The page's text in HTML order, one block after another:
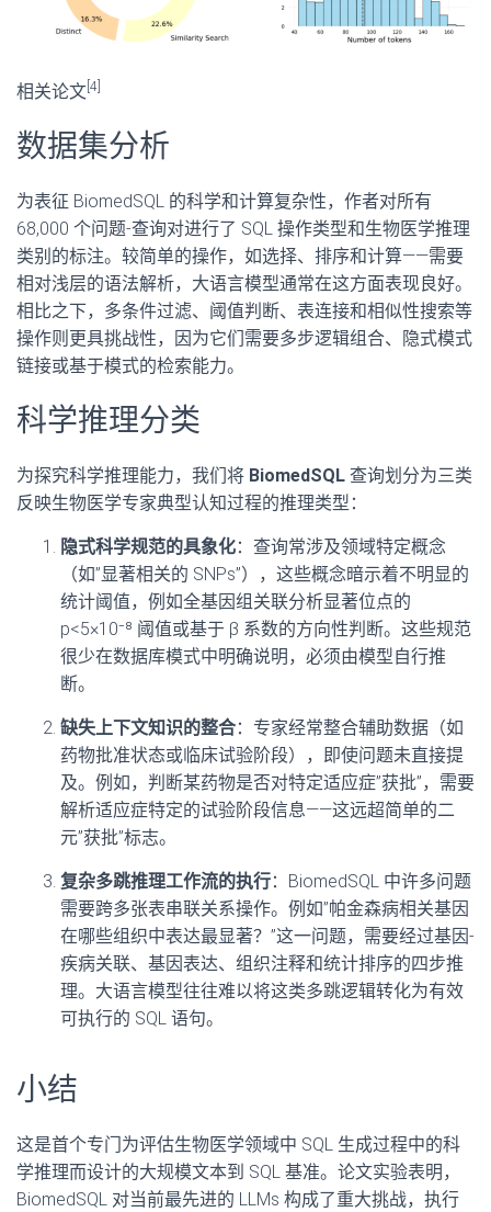
相关论文 [4]
数据集分析
为表征 BiomedSQL 的科学和计算复杂性，作者对所有
68,000 个问题-查询对进行了 SQL 操作类型和生物医学推理
类别的标注。较简单的操作，如选择、排序和计算——需要
相对浅层的语法解析，大语言模型通常在这方面表现良好。
相比之下，多条件过滤、阈值判断、表连接和相似性搜索等
操作则更具挑战性，因为它们需要多步逻辑组合、隐式模式
链接或基于模式的检索能力。
科学推理分类
为探究科学推理能力，我们将 BiomedSQL 查询划分为三类
反映生物医学专家典型认知过程的推理类型：
隐式科学规范的具象化：查询常涉及领域特定概念
（如”显著相关的 SNPs”），这些概念暗示着不明显的
统计阈值，例如全基因组关联分析显著位点的
p<5×10⁻⁸ 阈值或基于 β 系数的方向性判断。这些规范
很少在数据库模式中明确说明，必须由模型自行推
断。
缺失上下文知识的整合：专家经常整合辅助数据（如
药物批准状态或临床试验阶段），即使问题未直接提
及。例如，判断某药物是否对特定适应症”获批”，需要
解析适应症特定的试验阶段信息——这远超简单的二
元”获批”标志。
复杂多跳推理工作流的执行：BiomedSQL 中许多问题
需要跨多张表串联关系操作。例如”帕金森病相关基因
在哪些组织中表达最显著？”这一问题，需要经过基因-
疾病关联、基因表达、组织注释和统计排序的四步推
理。大语言模型往往难以将这类多跳逻辑转化为有效
可执行的 SQL 语句。
小结
这是首个专门为评估生物医学领域中 SQL 生成过程中的科
学推理而设计的大规模文本到 SQL 基准。论文实验表明，
BiomedSQL 对当前最先进的 LLMs 构成了重大挑战，执行